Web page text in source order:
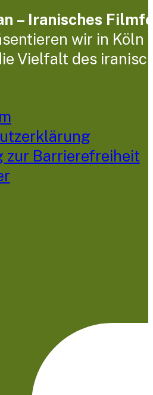
– Iranisches
wir in Köln
Vielfalt des
zur Barrierefreiheit